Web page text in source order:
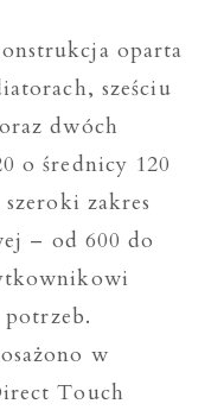
oparta
sześciu
dwóch
o średnicy 120
zakres
– od 600 do
potrzeb.
w
Touch